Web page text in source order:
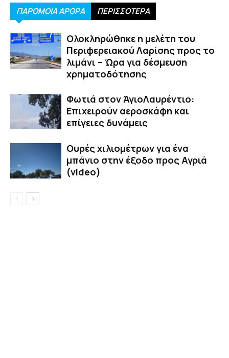
ΠΑΡΟΜΟΙΑ ΑΡΘΡΑ ΠΕΡΙΣΣΟΤΕΡΑ
Ολοκληρώθηκε η μελέτη του
Περιφερειακού Λαρίσης προς το
λιμάνι – Ώρα για δέσμευση
χρηματοδότησης
Φωτιά στον ΆγιοΛαυρέντιο:
Επιχειρούν αεροσκάφη και
επίγειες δυνάμεις
Ουρές χιλιομέτρων για ένα
μπάνιο στην έξοδο προς Αγριά
(video)